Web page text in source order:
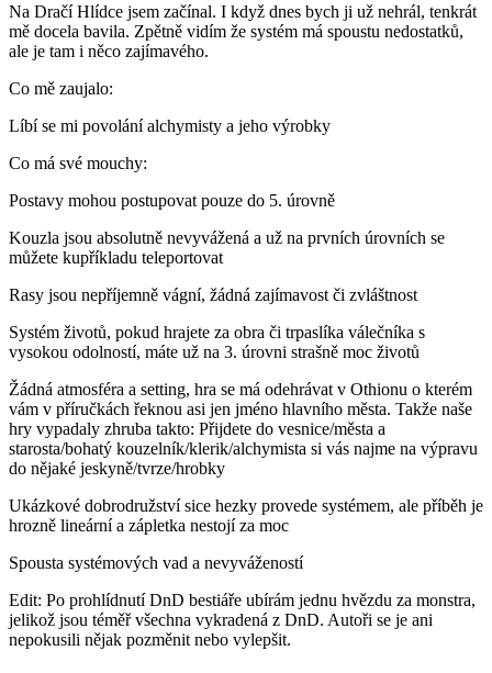
Na Dračí Hlídce jsem začínal. I když dnes bych ji už nehrál, tenkrát
mě docela bavila. Zpětně vidím že systém má spoustu nedostatků,
ale je tam i něco zajímavého.
Co mě zaujalo:
Líbí se mi povolání alchymisty a jeho výrobky
Co má své mouchy:
Postavy mohou postupovat pouze do 5. úrovně
Kouzla jsou absolutně nevyvážená a už na prvních úrovních se
můžete kupříkladu teleportovat
Rasy jsou nepříjemně vágní, žádná zajímavost či zvláštnost
Systém životů, pokud hrajete za obra či trpaslíka válečníka s
vysokou odolností, máte už na 3. úrovni strašně moc životů
Žádná atmosféra a setting, hra se má odehrávat v Othionu o kterém
vám v příručkách řeknou asi jen jméno hlavního města. Takže naše
hry vypadaly zhruba takto: Přijdete do vesnice/města a
starosta/bohatý kouzelník/klerik/alchymista si vás najme na výpravu
do nějaké jeskyně/tvrze/hrobky
Ukázkové dobrodružství sice hezky provede systémem, ale příběh je
hrozně lineární a zápletka nestojí za moc
Spousta systémových vad a nevyvážeností
Edit: Po prohlídnutí DnD bestiáře ubírám jednu hvězdu za monstra,
jelikož jsou téměř všechna vykradená z DnD. Autoři se je ani
nepokusili nějak pozměnit nebo vylepšit.